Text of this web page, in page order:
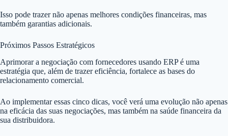
Isso pode trazer não apenas melhores condições financeiras, mas
também garantias adicionais.
Próximos Passos Estratégicos
Aprimorar a negociação com fornecedores usando ERP é uma
estratégia que, além de trazer eficiência, fortalece as bases do
relacionamento comercial.
Ao implementar essas cinco dicas, você verá uma evolução não apenas
na eficácia das suas negociações, mas também na saúde financeira da
sua distribuidora.